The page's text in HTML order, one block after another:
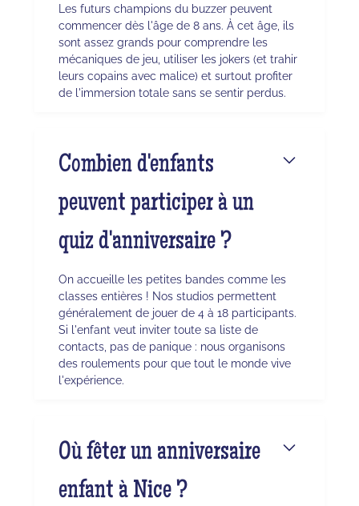
Les futurs champions du buzzer peuvent
commencer dès l'âge de 8 ans. À cet âge, ils
sont assez grands pour comprendre les
mécaniques de jeu, utiliser les jokers (et trahir
leurs copains avec malice) et surtout profiter
de l'immersion totale sans se sentir perdus.
Combien d'enfants
peuvent participer à un
quiz d'anniversaire ?
On accueille les petites bandes comme les
classes entières ! Nos studios permettent
généralement de jouer de 4 à 18 participants.
Si l'enfant veut inviter toute sa liste de
contacts, pas de panique : nous organisons
des roulements pour que tout le monde vive
l'expérience.
Où fêter un anniversaire
enfant à Nice ?